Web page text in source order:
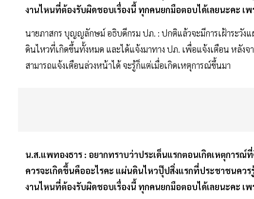
งานไหนที่ต้องรับผิดชอบเรื่องนี้ ทุกคนยกมือตอบได้เลยนะคะ เพ
นายภาสกร บุญญลักษม์ อธิบดีกรม ปภ. : ปกติแล้วจะมีการเฝ้าระวัง
ดินไหวที่เกิดขึ้นทั้งหมด และได้แจ้งมาทาง ปภ. เพื่อแจ้งเตือน หลั
สามารถแจ้งเตือนล่วงหน้าได้ จะรู้ก็แต่เมื่อเกิดเหตุการณ์ขึ้นมา
น.ส.แพทองธาร : อยากทราบว่าประเด็นแรกตอนเกิดเหตุการ
ควรจะเกิดขึ้นคืออะไรคะ แผ่นดินไหวปุ๊ปสิ่งแรกที่ประชาชนควร
งานไหนที่ต้องรับผิดชอบเรื่องนี้ ทุกคนยกมือตอบได้เลยนะคะ เพ